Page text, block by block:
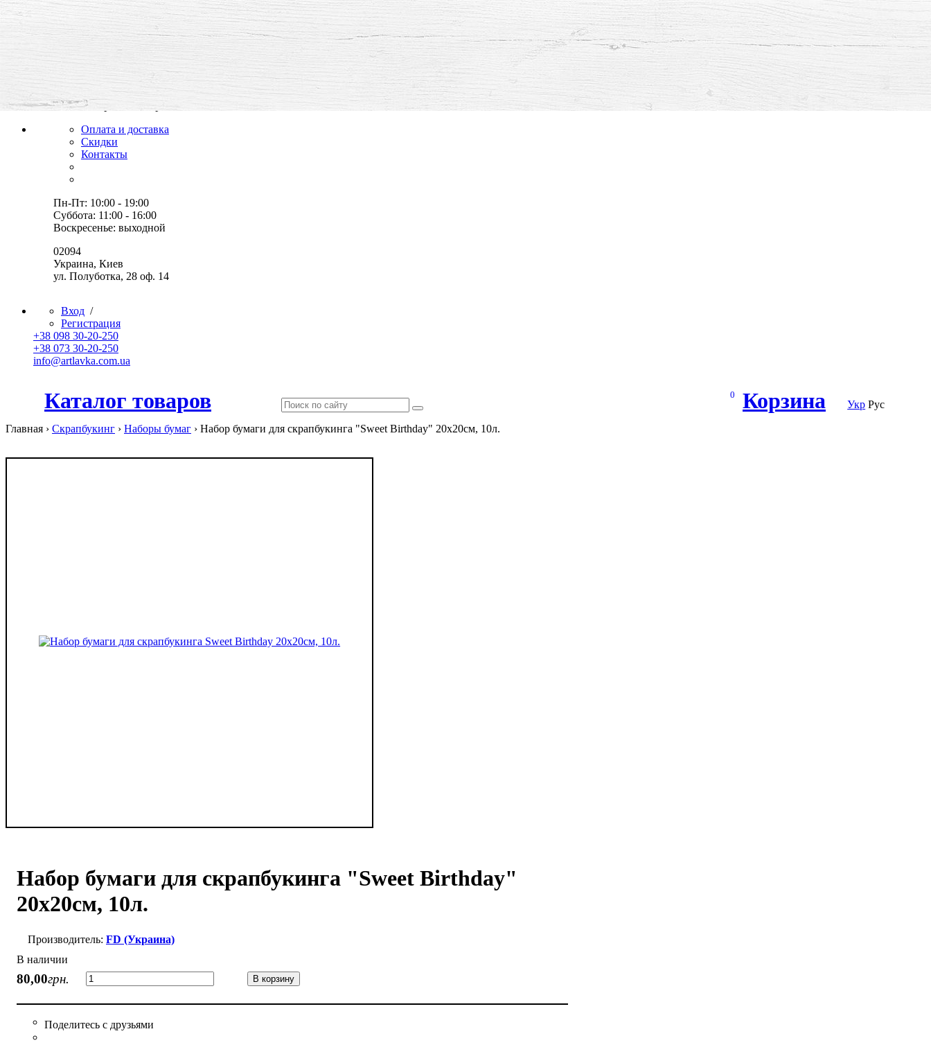
все для творчества и хобби,
товары, мастер-классы, идеи
Оплата и доставка
Скидки
Контакты
Пн-Пт: 10:00 - 19:00
Суббота: 11:00 - 16:00
Воскресенье: выходной
02094
Украина, Киев
ул. Полуботка, 28 оф. 14
Вход /
Регистрация
+38 098 30-20-250
+38 073 30-20-250
info@artlavka.com.ua
Каталог товаров Корзина
0
Укр Рус
Главная › Скрапбукинг › Наборы бумаг › Набор бумаги для скрапбукинга "Sweet Birthday" 20x20см, 10л.
Набор бумаги для скрапбукинга "Sweet Birthday"
20x20см, 10л.
FD (Украина)
В наличии
80,00грн. В корзину